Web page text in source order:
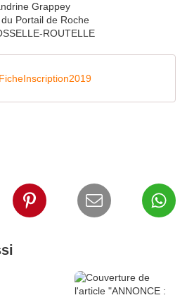
Grappey
Portail de Roche
ROUTELLE
FicheInscription2019